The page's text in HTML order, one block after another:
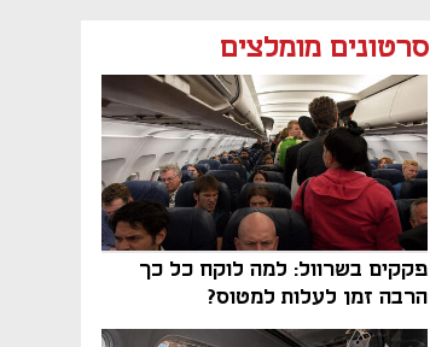
סרטונים מומלצים
פקקים בשרוול: למה לוקח כל כך
הרבה זמן לעלות למטוס?